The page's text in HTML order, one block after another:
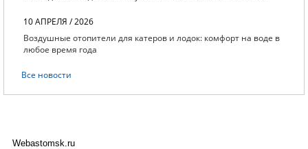
10 АПРЕЛЯ / 2026
Воздушные отопители для катеров и лодок: комфорт на воде в
любое время года
Все новости
Webastomsk.ru